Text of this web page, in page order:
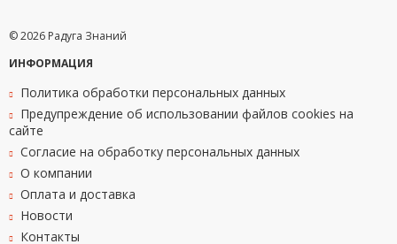
© 2026 Радуга Знаний
ИНФОРМАЦИЯ
Политика обработки персональных данных
Предупреждение об использовании файлов cookies на
сайте
Согласие на обработку персональных данных
О компании
Оплата и доставка
Новости
Контакты